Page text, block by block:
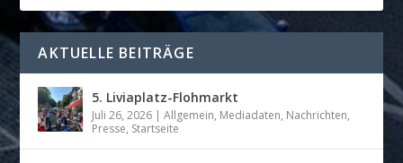
AKTUELLE BEITRÄGE
5. Liviaplatz-Flohmarkt
Juli 26, 2026 |Allgemein, Mediadaten, Nachrichten,
Presse, Startseite